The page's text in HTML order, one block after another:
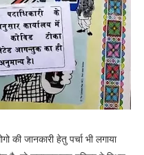
की जानकारी हेतु पर्चा भी लगाया